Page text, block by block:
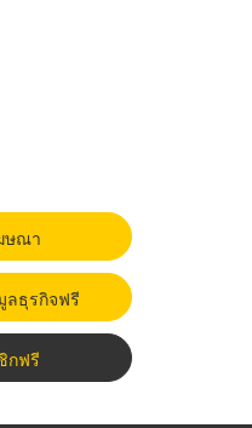
ษณา
ลธุรกิจฟรี
กฟรี